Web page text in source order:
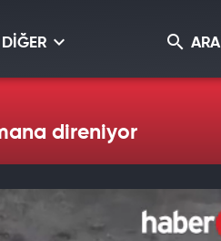
DİĞER ARA
direniyor